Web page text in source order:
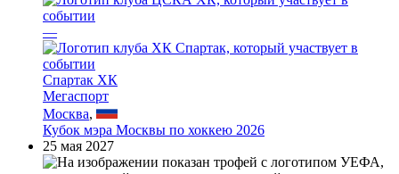
—
Спартак ХК
Мегаспорт
Москва,
Кубок мэра Москвы по хоккею 2026
25 мая 2027